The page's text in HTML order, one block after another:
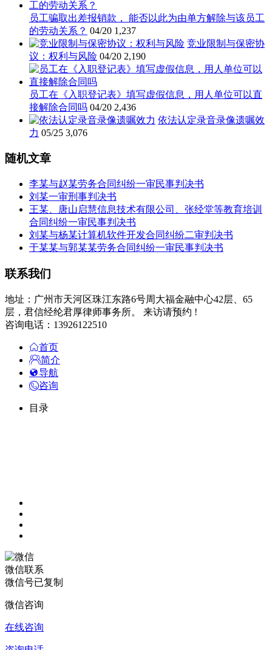
员工骗取出差报销款， 能否以此为由单方解除与该员工
的劳动关系？ 04/20 1,237
竞业限制与保密协
议：权利与风险 04/20 2,190
员工在《入职登记表》填写虚假信息，用人单位可以直
接解除合同吗 04/20 2,436
依法认定录音录像遗嘱效
力 05/25 3,076
随机文章
李某与赵某劳务合同纠纷一审民事判决书
刘某一审刑事判决书
王某、唐山启慧信息技术有限公司、张经堂等教育培训
合同纠纷一审民事判决书
刘某与杨某计算机软件开发合同纠纷二审判决书
于某某与郭某某劳务合同纠纷一审民事判决书
联系我们
地址：广州市天河区珠江东路6号周大福金融中心42层、65
层，君信经纶君厚律师事务所。 来访请预约 !
咨询电话：13926122510
首页
简介
导航
咨询
目录
微信联系
微信号已复制
微信咨询
在线咨询